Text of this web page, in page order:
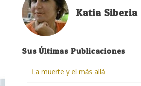
Katia Siberia
Sus Últimas Publicaciones
La muerte y el más allá